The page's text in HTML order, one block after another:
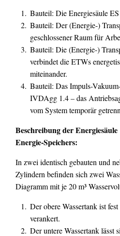
Bauteil: Die Energiesäule
Bauteil: Der (Energie-)
geschlossener Raum für
Bauteil: Die (Energie-)
verbindet die ETWs
miteinander.
Bauteil: Das Impuls-
IVDAgg 1.4 – das
vom System temporär
Beschreibung der
Energie-Speichers:
In zwei identisch gebauten und
Zylindern befinden sich zwei
Diagramm mit je 20 m³
Der obere Wassertank ist
verankert.
Der untere Wassertank lässt